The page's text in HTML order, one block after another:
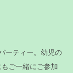
ーティー。幼児の
ご一緒にご参加